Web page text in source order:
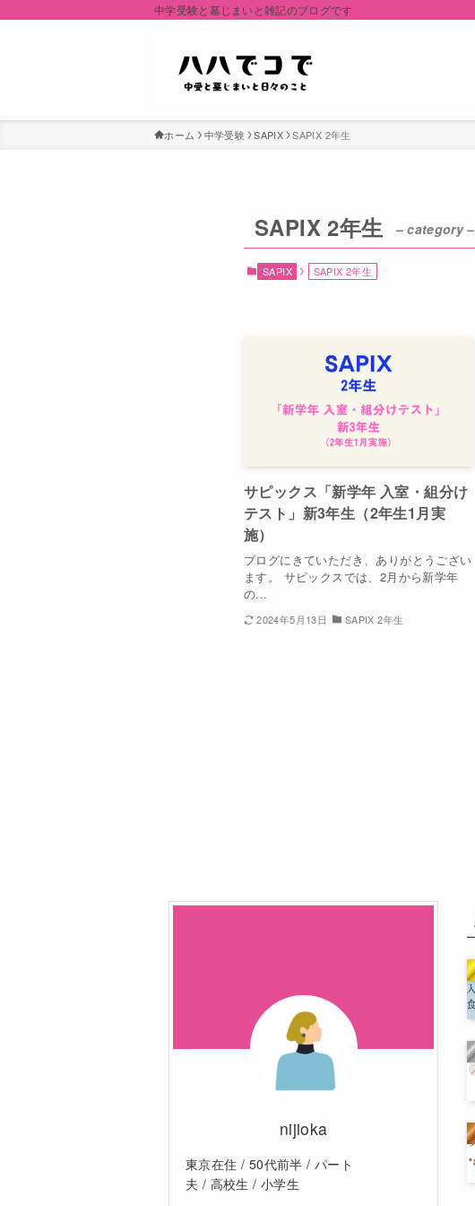
中学受験と墓じまいと雑記のブログです
ホーム 中学受験 SAPIX SAPIX 2年生
SAPIX 2年生 – category –
SAPIX SAPIX 2年生
サピックス「新学年 入室・組分け
テスト」新3年生（2年生1月実
施）
ブログにきていただき、ありがとうござい
ます。 サピックスでは、2月から新学年
の...
2024年5月13日 SAPIX 2年生
nijioka
東京在住 / 50代前半 / パート
夫 / 高校生 / 小学生